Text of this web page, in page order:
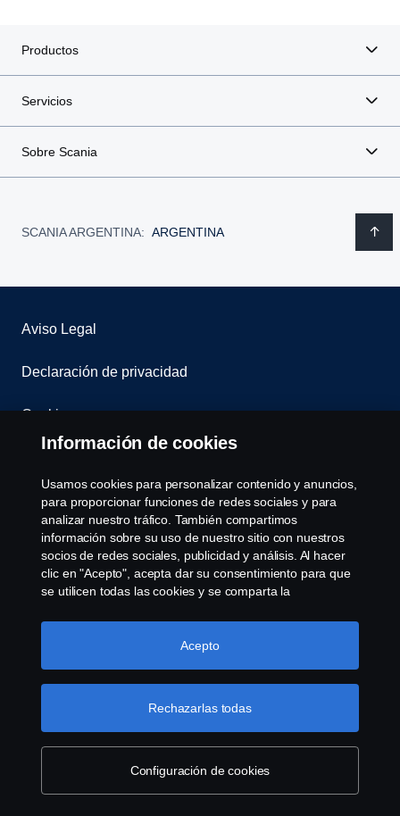
Productos
Servicios
Sobre Scania
SCANIA ARGENTINA: ARGENTINA
Aviso Legal
Declaración de privacidad
Cookies
Sistema de Denuncias
Configuración de cookies
reservados. Scania Argentina S.A.U. - Piedrabuena
5400, Grand Bourg, CP (1615) Buenos Aires,
Argentina. Tel. (54) 03327 45 1000
Información de cookies
Usamos cookies para personalizar contenido y anuncios,
para proporcionar funciones de redes sociales y para
analizar nuestro tráfico. También compartimos
información sobre su uso de nuestro sitio con nuestros
socios de redes sociales, publicidad y análisis. Al hacer
clic en "Acepto", acepta dar su consentimiento para que
se utilicen todas las cookies y se comparta la
haciendo clic en "Configuración de cookies" y
seleccionando las categorías que desea aceptar. Para
Más información sobre su privacidad
Configuración de cookies
Rechazarlas todas
Acepto